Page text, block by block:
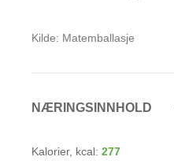
Kilde: Matemballasje
NÆRINGSINNHOLD
Kalorier, kcal: 277